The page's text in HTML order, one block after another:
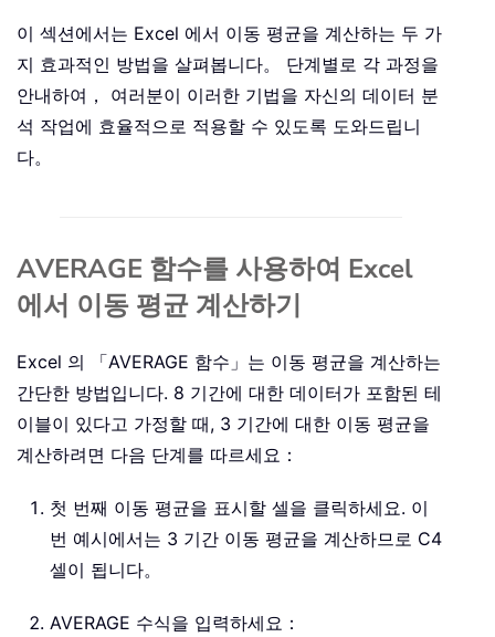
이 섹션에서는 Excel 에서 이동 평균을 계산하는 두 가
지 효과적인 방법을 살펴봅니다。 단계별로 각 과정을
안내하여， 여러분이 이러한 기법을 자신의 데이터 분
석 작업에 효율적으로 적용할 수 있도록 도와드립니
다。
AVERAGE 함수를 사용하여 Excel
에서 이동 평균 계산하기
Excel 의 「AVERAGE 함수」는 이동 평균을 계산하는
간단한 방법입니다. 8 기간에 대한 데이터가 포함된 테
이블이 있다고 가정할 때, 3 기간에 대한 이동 평균을
계산하려면 다음 단계를 따르세요：
첫 번째 이동 평균을 표시할 셀을 클릭하세요. 이
번 예시에서는 3 기간 이동 평균을 계산하므로 C4
셀이 됩니다。
AVERAGE 수식을 입력하세요：